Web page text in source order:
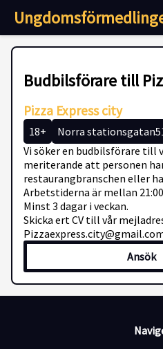
Budbilsförare till
Pizza Express city
18+
Norra
Vi söker en budbilsförare till
meriterande att personen
restaurangbranschen eller
Arbetstiderna är mellan
Minst 3 dagar i veckan.
Skicka ert CV till vår
Ansök